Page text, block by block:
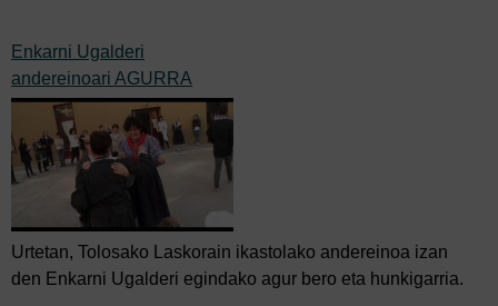
Enkarni Ugalderi
andereinoari AGURRA
Urtetan, Tolosako Laskorain ikastolako andereinoa izan
den Enkarni Ugalderi egindako agur bero eta hunkigarria.